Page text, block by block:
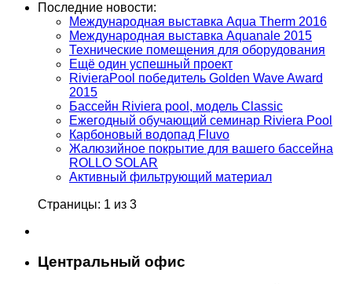
Последние новости:
Международная выставка Aqua Therm 2016
Международная выставка Aquanale 2015
Технические помещения для оборудования
Ещё один успешный проект
RivieraPool победитель Golden Wave Award
2015
Бассейн Riviera pool, модель Classic
Ежегодный обучающий семинар Riviera Pool
Карбоновый водопад Fluvo
Жалюзийное покрытие для вашего бассейна
ROLLO SOLAR
Активный фильтрующий материал
Страницы: 1 из 3
Центральный офис